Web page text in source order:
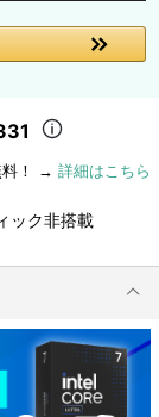
料！ → 詳細はこちら
ック非搭載